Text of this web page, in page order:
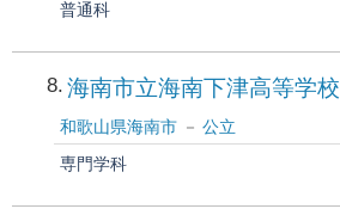
普通科
8 海南市立海南下津高等学校
和歌山県海南市
公立
専門学科